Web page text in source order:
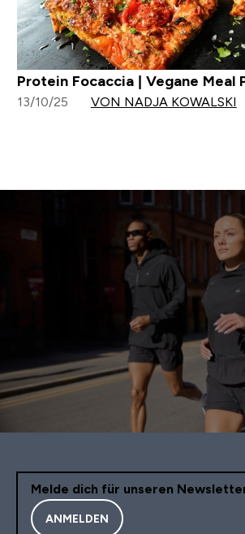
Protein Focaccia | Vegane Meal
13/10/25 VON NADJA KOWALSKI
Melde dich für unseren
ANMELDEN